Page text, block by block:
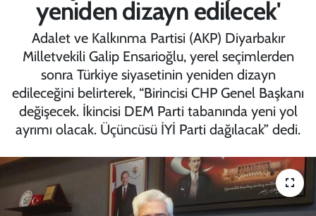
yeniden dizayn edilecek'
Adalet ve Kalkınma Partisi (AKP) Diyarbakır
Milletvekili Galip Ensarioğlu, yerel seçimlerden
sonra Türkiye siyasetinin yeniden dizayn
edileceğini belirterek, “Birincisi CHP Genel Başkanı
değişecek. İkincisi DEM Parti tabanında yeni yol
ayrımı olacak. Üçüncüsü İYİ Parti dağılacak” dedi.
AVRUPA
TÜRKİYE
DÜNYA
KÜLTÜR
KADIN
Trafik Durumu
Avrupa Ligi Puan Durumu ve Fikstür
Tüm Manşetler
Son Dakika Haberleri